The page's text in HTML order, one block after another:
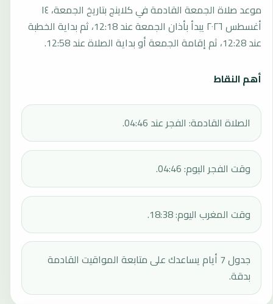
موعد صلاة الجمعة القادمة في كلاينج بتاريخ الجمعة، ١٤
أغسطس ٢٠٢٦ يبدأ بأذان الجمعة عند 12:18، ثم بداية الخطبة
عند 12:28، ثم إقامة الجمعة أو بداية الصلاة عند 12:58.
أهم النقاط
الصلاة القادمة: الفجر عند 04:46.
وقت الفجر اليوم: 04:46.
وقت المغرب اليوم: 18:38.
جدول 7 أيام يساعدك على متابعة المواقيت القادمة
بدقة.